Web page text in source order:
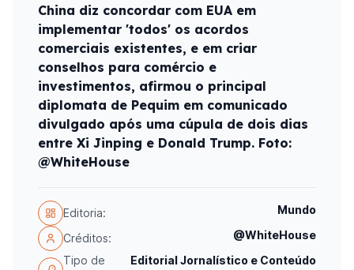
China diz concordar com EUA em
implementar 'todos' os acordos
comerciais existentes, e em criar
conselhos para comércio e
investimentos, afirmou o principal
diplomata de Pequim em comunicado
divulgado após uma cúpula de dois dias
entre Xi Jinping e Donald Trump. Foto:
@WhiteHouse
Editoria: Mundo
Créditos:
@WhiteHouse
Tipo de
Editorial Jornalístico e Conteúdo